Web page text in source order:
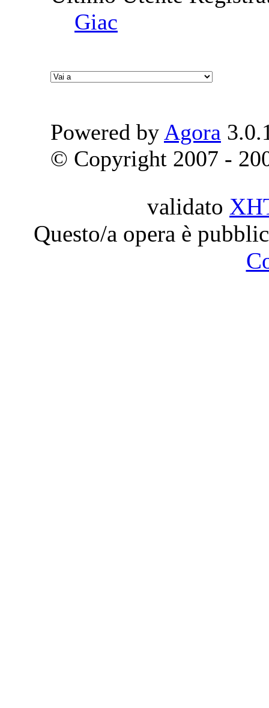
Giac
Powered by Agora
© Copyright 2007 -
validato
Questo/a opera è